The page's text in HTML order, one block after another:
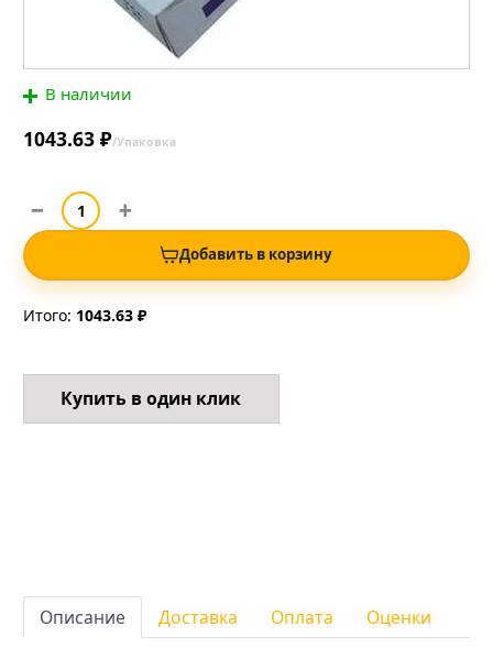
В наличии
1043.63 ₽/Упаковка
Добавить в корзину
Итого: 1043.63 ₽
Купить в один клик
Описание Доставка Оплата Оценки